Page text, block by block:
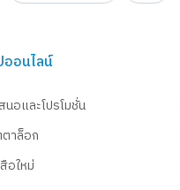
อนไลน์
นอและโปรโมชั่น
าล็อก
อใหม่